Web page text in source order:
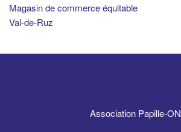
Magasin de commerce équitable
Val-de-Ruz
Association Papille-ON